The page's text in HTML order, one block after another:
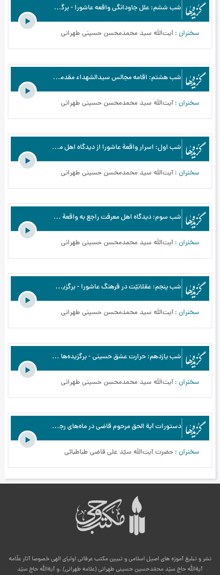
شب ششم: علل جاودانگی واقعه عاشورا - برگزیده‌ها - اسرار عاشورا از نگاه اهل معرفت - محرم الحرام - بخش6
سخنران آیت‌اللَه سید محمدمحسن حسینی طهرانی
شب هشتم: اقامه مجالس سیدالشهداء مقدمه وصول به حقیقت ولایت آن حضرت (قسمت اول) - برگزیده‌ها - اسرار عاشورا از نگاه اهل معرفت - محرم الحرام - بخش8
سخنران آیت‌اللَه سید محمدمحسن حسینی طهرانی
شب اول: اسرار واقعۀ عاشورا از دیدگاه اهل معرفت - برگزیده‌ها - اسرار عاشورا از نگاه اهل معرفت - محرم الحرام - بخش1
سخنران آیت‌اللَه سید محمدمحسن حسینی طهرانی
شب سوم: دیدگاه اهل معرفت راجع به واقعۀ عاشورا - برگزیده‌ها - اسرار عاشورا از نگاه اهل معرفت - محرم الحرام - بخش3
سخنران آیت‌اللَه سید محمدمحسن حسینی طهرانی
شب پنجم: عقلانیّت در فرهنگ عاشورا - برگزیده‌ها - اسرار عاشورا از نگاه اهل معرفت - محرم الحرام - بخش5
سخنران آیت‌اللَه سید محمدمحسن حسینی طهرانی
شب یازدهم: حرارت عشق حسینی - برگزیده‌ها - اسرار عاشورا از نگاه اهل معرفت - محرم الحرام - بخش11
سخنران آیت‌اللَه سید محمدمحسن حسینی طهرانی
دستورات آیة الحق مرحوم قاضی در ماه‌های رجب و شعبان و رمضان المبارک - برگزیده‌ها
سخنران حضرت آیت‌اللَه سیّد علی قاضی طباطبائی
نشر و تبلیغ آموزه های اصیل اسلامی و تبیین مکتب عرفانی اولیای الهی خصوصا آثار علّامه
آیةالله حاج سیّد محمّدحسین حسینی طهرانی (علامه طهرانی) .و آیةالله حاج سیّد